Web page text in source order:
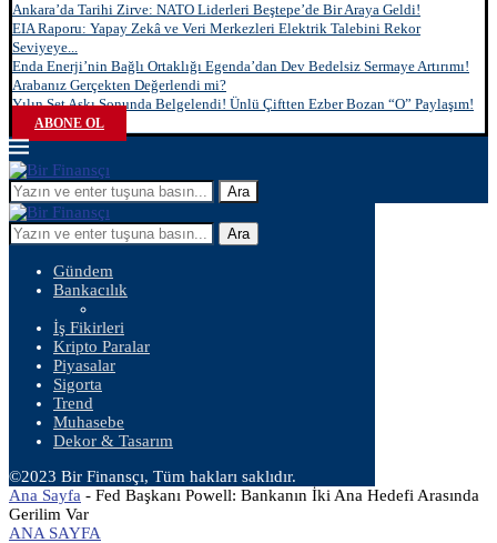
Ankara’da Tarihi Zirve: NATO Liderleri Beştepe’de Bir Araya Geldi!
EIA Raporu: Yapay Zekâ ve Veri Merkezleri Elektrik Talebini Rekor
Seviyeye...
Enda Enerji’nin Bağlı Ortaklığı Egenda’dan Dev Bedelsiz Sermaye Artırımı!
Arabanız Gerçekten Değerlendi mi?
Yılın Set Aşkı Sonunda Belgelendi! Ünlü Çiftten Ezber Bozan “O” Paylaşım!
ABONE OL
Ara
Ara
Gündem
Bankacılık
İş Fikirleri
Kripto Paralar
Piyasalar
Sigorta
Trend
Muhasebe
Dekor & Tasarım
©2023 Bir Finansçı, Tüm hakları saklıdır.
Ana Sayfa - Fed Başkanı Powell: Bankanın İki Ana Hedefi Arasında
Gerilim Var
ANA SAYFA